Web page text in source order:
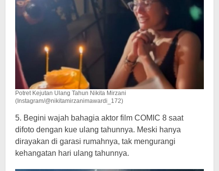
Potret Kejutan Ulang Tahun Nikita Mirzani
(Instagram/@nikitamirzanimawardi_172)
5. Begini wajah bahagia aktor film COMIC 8 saat
difoto dengan kue ulang tahunnya. Meski hanya
dirayakan di garasi rumahnya, tak mengurangi
kehangatan hari ulang tahunnya.